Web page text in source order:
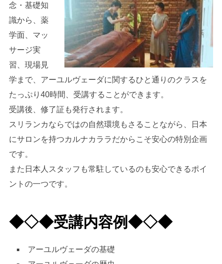
念・基礎知
識から、薬
学面、マッ
サージ実
習、現場見
学まで、アーユルヴェーダに関するひと通りのクラスを
たっぷり40時間、受講することができます。
受講後、修了証も発行されます。
スリランカならではの自然環境もさることながら、日本
にサロンを持つカルナカララだからこそ安心の特別企画
です。
また日本人スタッフも常駐しているのも安心できるポイ
ントの一つです。
◆◇◆受講内容例◆◇◆
アーユルヴェーダの基礎